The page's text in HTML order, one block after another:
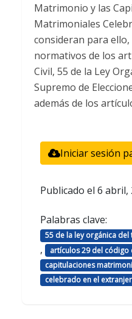
Matrimonio y las
Matrimoniales
consideran para
normativos de los
Civil, 55 de la Ley
Supremo de
además de los
Iniciar sesión
Publicado el 6 abril,
Palabras clave:
55 de la ley orgánica
, artículos 29 del código
capitulaciones
celebrado en el